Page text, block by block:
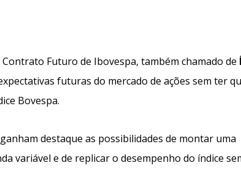
Futuro de Ibovespa, também chamado de
futuras do mercado de ações sem ter
Bovespa.
destaque as possibilidades de montar uma
variável e de replicar o desempenho do índice